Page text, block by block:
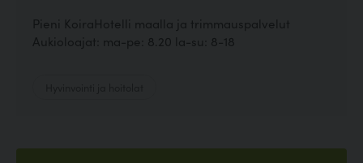
Pieni KoiraHotelli maalla ja trimmauspalvelut
Aukioloajat: ma-pe: 8.20 la-su: 8-18